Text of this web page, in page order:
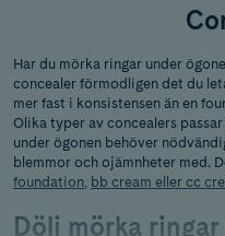
Har du mörka ringar under
concealer förmodligen det du
mer fast i konsistensen än en
Olika typer av concealers
under ögonen behöver
blemmor och ojämnheter med.
foundation bb cream eller cc
Dölj mörka